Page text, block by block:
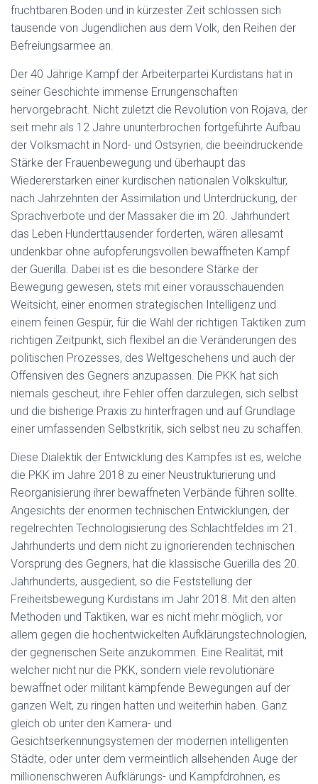
fruchtbaren Boden und in kürzester Zeit schlossen sich
tausende von Jugendlichen aus dem Volk, den Reihen der
Befreiungsarmee an.
Der 40 Jährige Kampf der Arbeiterpartei Kurdistans hat in
seiner Geschichte immense Errungenschaften
hervorgebracht. Nicht zuletzt die Revolution von Rojava, der
seit mehr als 12 Jahre ununterbrochen fortgeführte Aufbau
der Volksmacht in Nord- und Ostsyrien, die beeindruckende
Stärke der Frauenbewegung und überhaupt das
Wiedererstarken einer kurdischen nationalen Volkskultur,
nach Jahrzehnten der Assimilation und Unterdrückung, der
Sprachverbote und der Massaker die im 20. Jahrhundert
das Leben Hunderttausender forderten, wären allesamt
undenkbar ohne aufopferungsvollen bewaffneten Kampf
der Guerilla. Dabei ist es die besondere Stärke der
Bewegung gewesen, stets mit einer vorausschauenden
Weitsicht, einer enormen strategischen Intelligenz und
einem feinen Gespür, für die Wahl der richtigen Taktiken zum
richtigen Zeitpunkt, sich flexibel an die Veränderungen des
politischen Prozesses, des Weltgeschehens und auch der
Offensiven des Gegners anzupassen. Die PKK hat sich
niemals gescheut, ihre Fehler offen darzulegen, sich selbst
und die bisherige Praxis zu hinterfragen und auf Grundlage
einer umfassenden Selbstkritik, sich selbst neu zu schaffen.
Diese Dialektik der Entwicklung des Kampfes ist es, welche
die PKK im Jahre 2018 zu einer Neustrukturierung und
Reorganisierung ihrer bewaffneten Verbände führen sollte.
Angesichts der enormen technischen Entwicklungen, der
regelrechten Technologisierung des Schlachtfeldes im 21.
Jahrhunderts und dem nicht zu ignorierenden technischen
Vorsprung des Gegners, hat die klassische Guerilla des 20.
Jahrhunderts, ausgedient, so die Feststellung der
Freiheitsbewegung Kurdistans im Jahr 2018. Mit den alten
Methoden und Taktiken, war es nicht mehr möglich, vor
allem gegen die hochentwickelten Aufklärungstechnologien,
der gegnerischen Seite anzukommen. Eine Realität, mit
welcher nicht nur die PKK, sondern viele revolutionäre
bewaffnet oder militant kämpfende Bewegungen auf der
ganzen Welt, zu ringen hatten und weiterhin haben. Ganz
gleich ob unter den Kamera- und
Gesichtserkennungsystemen der modernen intelligenten
Städte, oder unter dem vermeintlich allsehenden Auge der
millionenschweren Aufklärungs- und Kampfdrohnen, es